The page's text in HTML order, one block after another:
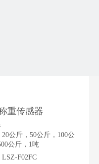
重传感器
公斤，50公斤，100公
公斤，1吨
LSZ-F02FC